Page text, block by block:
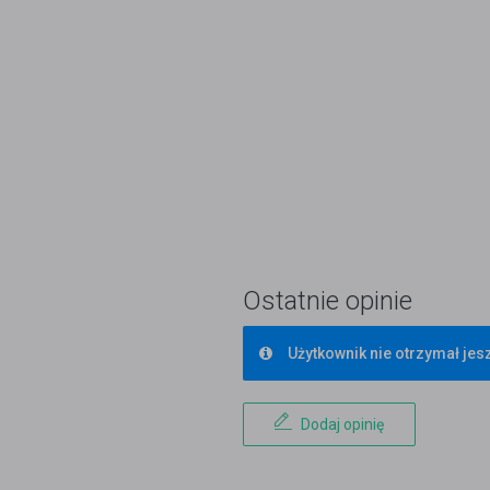
Ostatnie opinie
Użytkownik nie otrzymał
Dodaj opinię